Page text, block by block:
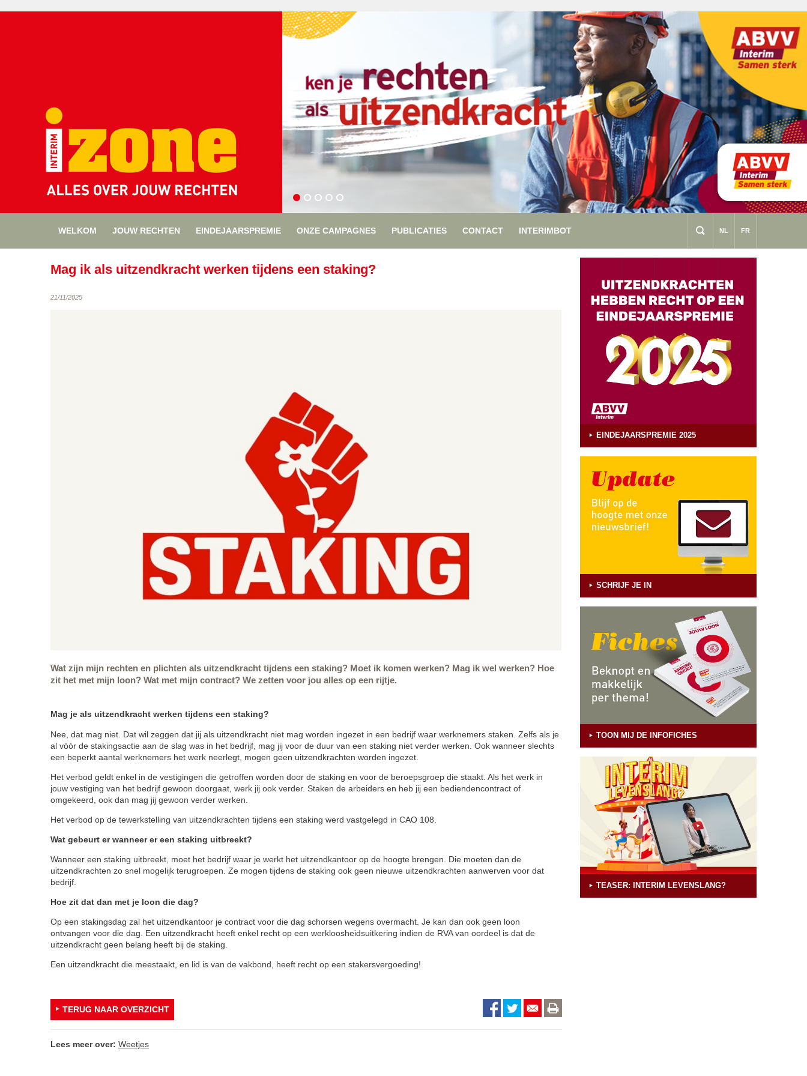
WELKOM JOUW RECHTEN EINDEJAARSPREMIE ONZE CAMPAGNES PUBLICATIES CONTACT INTERIMBOT s NL FR
Mag ik als uitzendkracht werken tijdens een staking?
21/11/2025
Wat zijn mijn rechten en plichten als uitzendkracht tijdens een staking? Moet ik komen werken? Mag ik wel werken? Hoe
zit het met mijn loon? Wat met mijn contract? We zetten voor jou alles op een rijtje.
Mag je als uitzendkracht werken tijdens een staking?
Nee, dat mag niet. Dat wil zeggen dat jij als uitzendkracht niet mag worden ingezet in een bedrijf waar werknemers staken. Zelfs als je
al vóór de stakingsactie aan de slag was in het bedrijf, mag jij voor de duur van een staking niet verder werken. Ook wanneer slechts
een beperkt aantal werknemers het werk neerlegt, mogen geen uitzendkrachten worden ingezet.
Het verbod geldt enkel in de vestigingen die getroffen worden door de staking en voor de beroepsgroep die staakt. Als het werk in
jouw vestiging van het bedrijf gewoon doorgaat, werk jij ook verder. Staken de arbeiders en heb jij een bediendencontract of
omgekeerd, ook dan mag jij gewoon verder werken.
Het verbod op de tewerkstelling van uitzendkrachten tijdens een staking werd vastgelegd in CAO 108.
Wat gebeurt er wanneer er een staking uitbreekt?
Wanneer een staking uitbreekt, moet het bedrijf waar je werkt het uitzendkantoor op de hoogte brengen. Die moeten dan de
uitzendkrachten zo snel mogelijk terugroepen. Ze mogen tijdens de staking ook geen nieuwe uitzendkrachten aanwerven voor dat
bedrijf.
Hoe zit dat dan met je loon die dag?
Op een stakingsdag zal het uitzendkantoor je contract voor die dag schorsen wegens overmacht. Je kan dan ook geen loon
ontvangen voor die dag. Een uitzendkracht heeft enkel recht op een werkloosheidsuitkering indien de RVA van oordeel is dat de
uitzendkracht geen belang heeft bij de staking.
Een uitzendkracht die meestaakt, en lid is van de vakbond, heeft recht op een stakersvergoeding!
TERUG NAAR OVERZICHT
Lees meer over: Weetjes
EINDEJAARSPREMIE 2025
SCHRIJF JE IN
TOON MIJ DE INFOFICHES
TEASER: INTERIM LEVENSLANG?